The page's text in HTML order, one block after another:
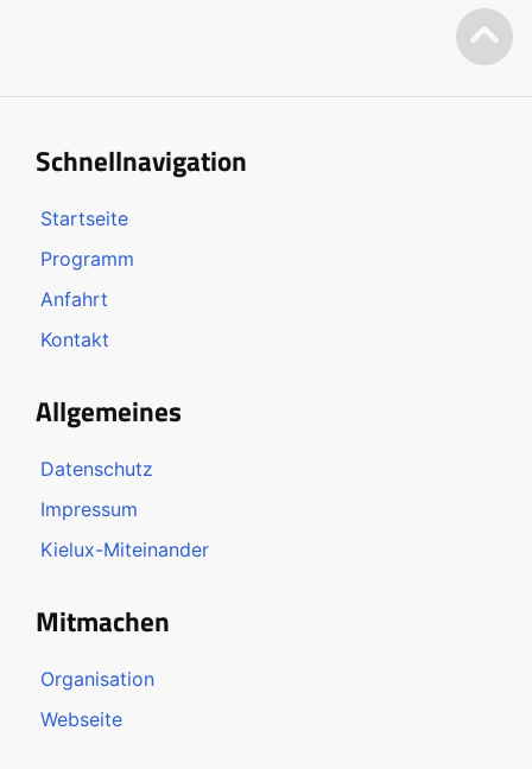
Schnellnavigation
Startseite
Programm
Anfahrt
Kontakt
Allgemeines
Datenschutz
Impressum
Kielux-Miteinander
Mitmachen
Organisation
Webseite